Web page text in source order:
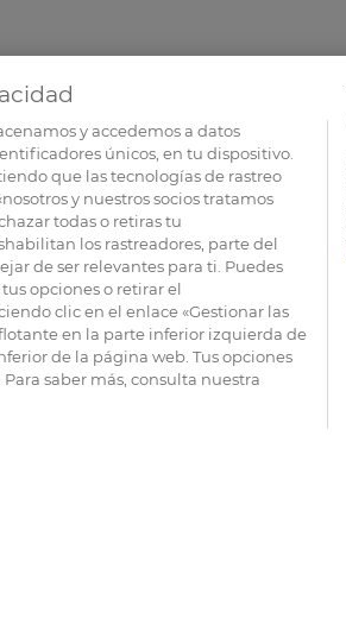
y accedemos a datos
únicos, en tu dispositivo.
que las tecnologías de rastreo
y nuestros socios tratamos
todas o retiras tu
los rastreadores, parte del
de ser relevantes para ti. Puedes
opciones o retirar el
clic en el enlace «Gestionar las
en la parte inferior izquierda de
de la página web. Tus opciones
saber más, consulta nuestra